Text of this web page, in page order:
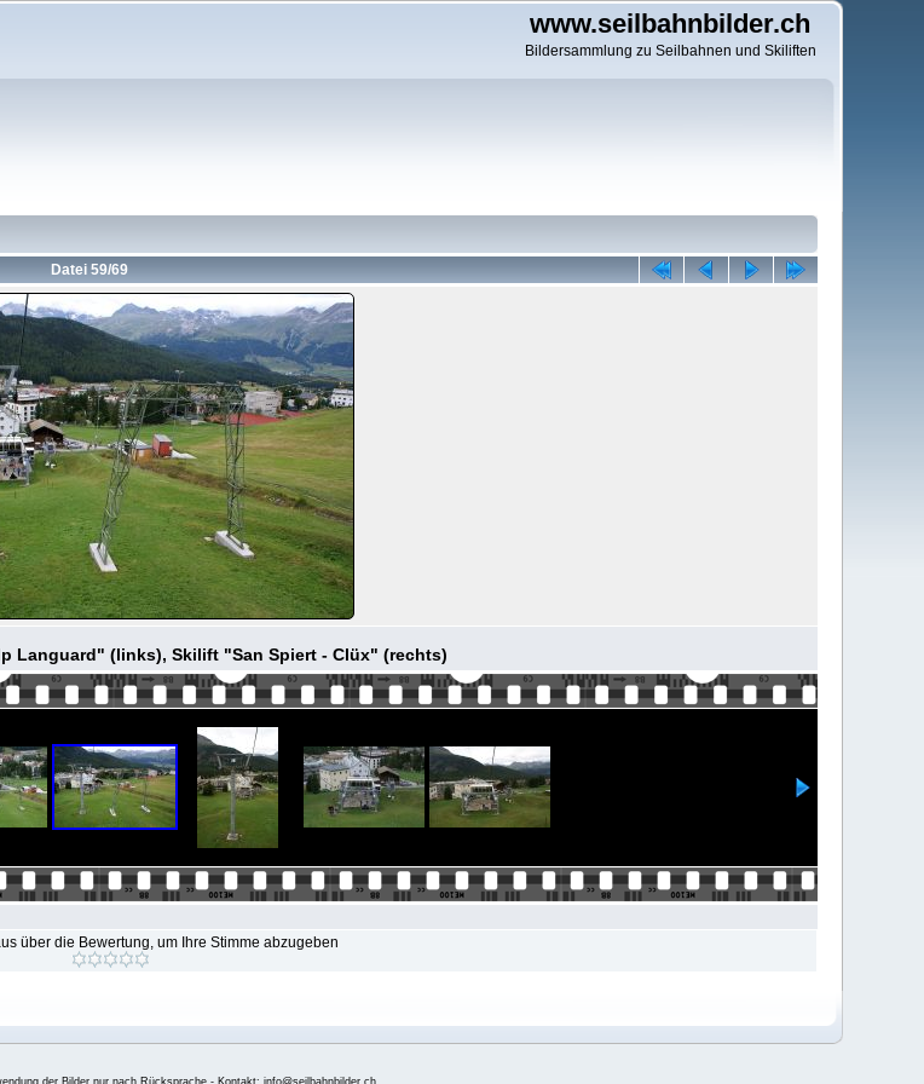
www.seilbahnbilder.ch
Bildersammlung zu Seilbahnen und Skiliften
Datei 59/69
Languard" (links), Skilift "San Spiert - Clüx" (rechts)
über die Bewertung, um Ihre Stimme abzugeben
der Bilder nur nach Rücksprache - Kontakt: info@seilbahnbilder.ch